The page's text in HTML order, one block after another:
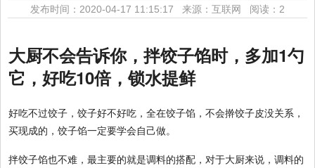
发布时间：2020-04-17 11:15:17 来源：互联网 阅读：2
大厨不会告诉你，拌饺子馅时，多加1勺
它，好吃10倍，锁水提鲜
好吃不过饺子，饺子好不好吃，全在饺子馅，不会擀饺子皮没关系，
买现成的，饺子馅一定要学会自己做。
拌饺子馅也不难，最主要的就是调料的搭配，对于大厨来说，调料的